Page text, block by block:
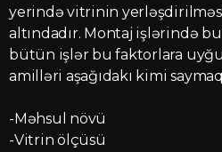
yerində vitrinin
altındadır. Montaj işlərində
bütün işlər bu faktorlara
amilləri aşağıdakı kimi
-Məhsul növü
-Vitrin ölçüsü